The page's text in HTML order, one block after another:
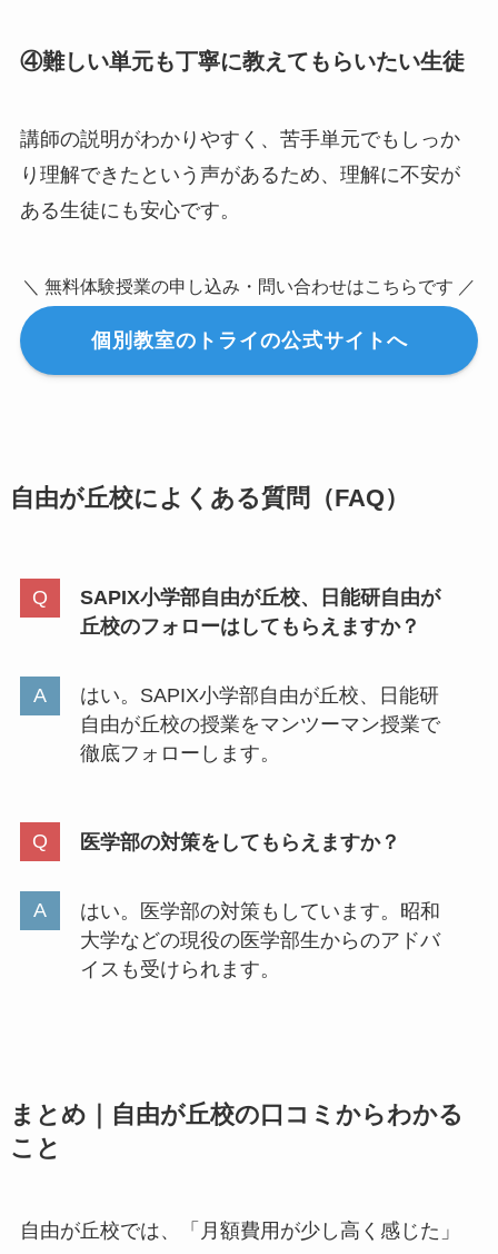
④難しい単元も丁寧に教えてもらいたい生徒
講師の説明がわかりやすく、苦手単元でもしっか
り理解できたという声があるため、理解に不安が
ある生徒にも安心です。
＼ 無料体験授業の申し込み・問い合わせはこちらです ／
個別教室のトライの公式サイトへ
自由が丘校によくある質問（FAQ）
SAPIX小学部自由が丘校、日能研自由が
丘校のフォローはしてもらえますか？
はい。SAPIX小学部自由が丘校、日能研
自由が丘校の授業をマンツーマン授業で
徹底フォローします。
医学部の対策をしてもらえますか？
はい。医学部の対策もしています。昭和
大学などの現役の医学部生からのアドバ
イスも受けられます。
まとめ｜自由が丘校の口コミからわかる
こと
自由が丘校では、「月額費用が少し高く感じた」